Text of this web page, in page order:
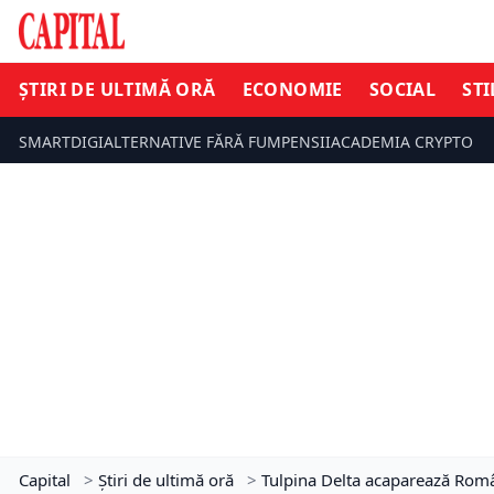
ȘTIRI DE ULTIMĂ ORĂ ECONOMIE SOCIAL
SMARTDIGIALTERNATIVE FĂRĂ FUMPENSIIACADEMIA CRYPTO
Capital > Știri de ultimă oră > Tulpina Delta acaparează